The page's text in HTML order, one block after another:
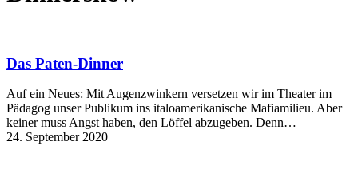
Das Paten-Dinner
Auf ein Neues: Mit Augenzwinkern versetzen wir im Theater im
Pädagog unser Publikum ins italoamerikanische Mafiamilieu. Aber
keiner muss Angst haben, den Löffel abzugeben. Denn…
24. September 2020